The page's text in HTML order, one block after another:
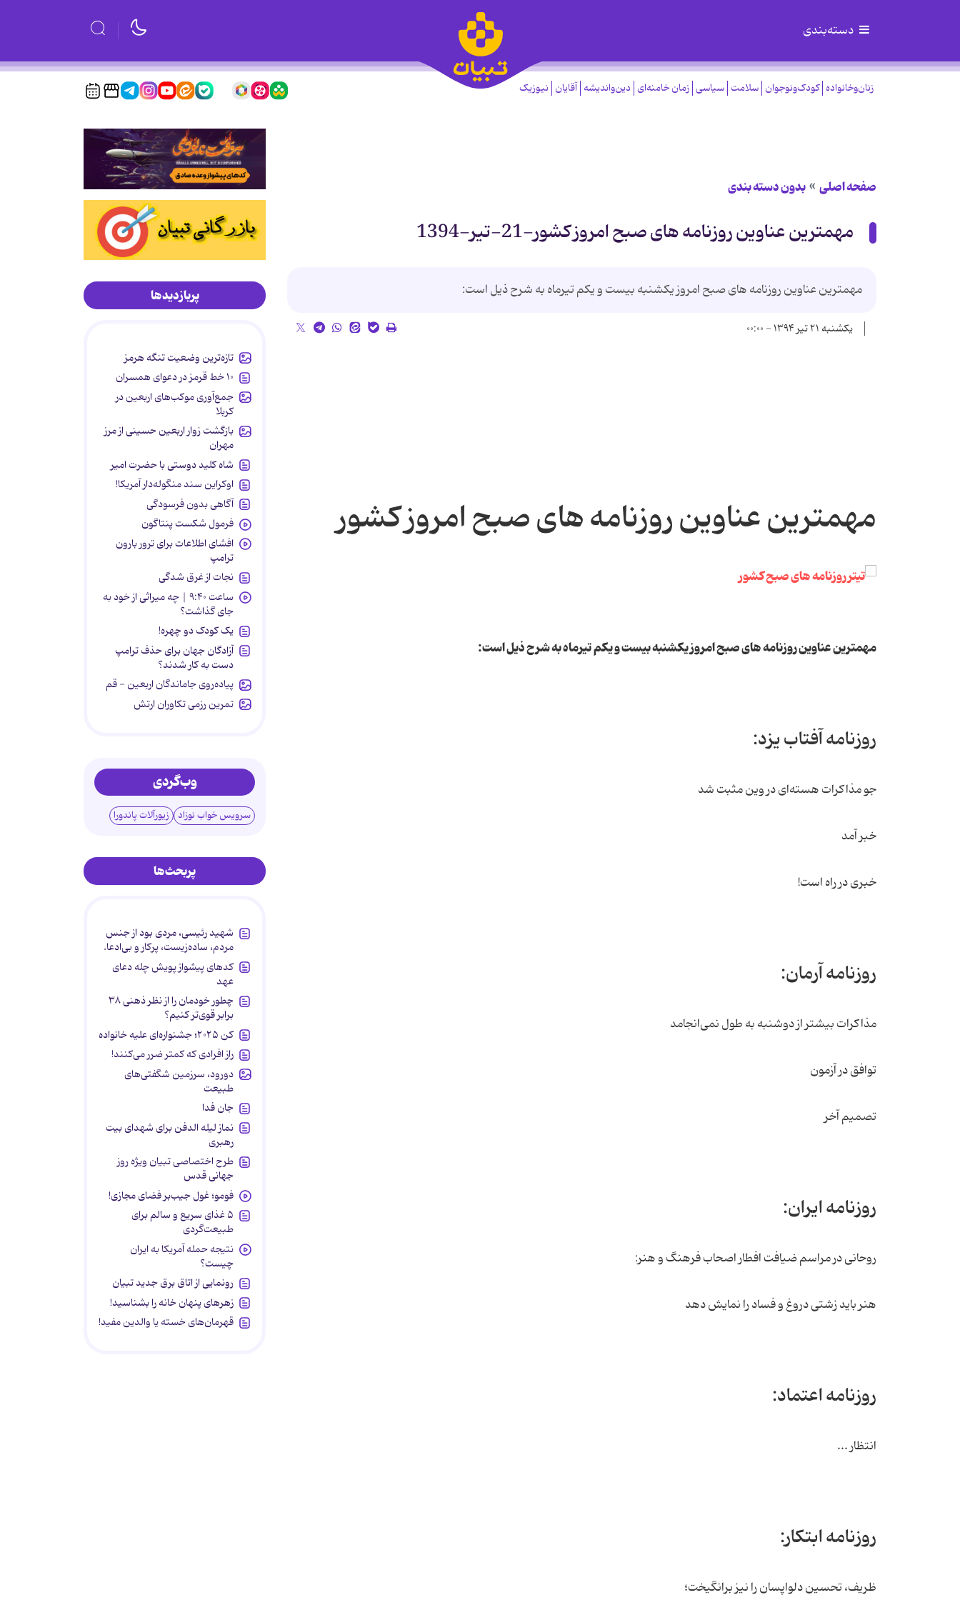
دسته‌بندی
زنان‌وخانواده کودک‌ونوجوان سلامت سیاسی زمان خامنه‌ای دین‌واندیشه آقایان نیوزیک
صفحه اصلی بدون دسته بندی
مهمترین عناوین روزنامه های صبح امروز کشور-21-تیر-1394
مهمترین عناوین روزنامه های صبح امروز یکشنبه بیست و یکم تیرماه به شرح ذیل است:
یکشنبه ۲۱ تیر ۱۳۹۴ - ۰۰:۰۰
مهمترین عناوین روزنامه های صبح امروز کشور
مهمترین عناوین روزنامه های صبح امروز یکشنبه بیست و یکم تیرماه به شرح ذیل است:
روزنامه آفتاب یزد:
جو مذاکرات هسته‌ای در وین مثبت شد
خبر آمد
خبری در راه است!
روزنامه آرمان:
مذاکرات بیشتر از دوشنبه به طول نمی‌انجامد
توافق در آزمون
تصمیم آخر
روزنامه ایران:
روحانی در مراسم ضیافت افطار اصحاب فرهنگ و هنر:
هنر باید زشتی دروغ و فساد را نمایش دهد
روزنامه اعتماد:
انتظار ...
روزنامه ابتکار:
ظریف، تحسین دلواپسان را نیز برانگیخت؛
پربازدیدها
تازه‌ترین وضعیت تنگه هرمز
۱۰ خط قرمز در دعوای همسران
جمع‌آوری موکب‌های اربعین در
کربلا
بازگشت زوار اربعین حسینی از مرز
مهران
شاه کلید دوستی با حضرت امیر
اوکراین سند منگوله‌دار آمریکا!
آگاهی بدون فرسودگی
فرمول شکست پنتاگون
افشای اطلاعات برای ترور بارون
ترامپ
نجات از غرق شدگی
ساعت ۹:۴۰ | چه میراثی از خود به
جای گذاشت؟
یک کودک دو چهره!
آزادگان جهان برای حذف ترامپ
دست به کار شدند؟
پیاده‌روی جاماندگان اربعین - قم
تمرین رزمی تکاوران ارتش
وب‌گردی
سرویس خواب نوزاد زیورآلات پاندورا
پربحث‌ها
شهید رئیسی، مردی بود از جنس
مردم، ساده‌زیست، پرکار و بی‌ادعا.
کدهای پیشواز پویش چله دعای
عهد
چطور خودمان را از نظر ذهنی ۳۸
برابر قوی‌تر کنیم؟
کن ۲۰۲۵؛ جشنواره‌ای علیه خانواده
راز افرادی که کمتر ضرر می‌کنند!
دورود، سرزمین شگفتی‌های
طبیعت
جان فدا
نماز لیله الدفن برای شهدای بیت
رهبری
طرح اختصاصی تبیان ویژه روز
جهانی قدس
فومو؛ غول جیب‌بر فضای مجازی!
۵ غذای سریع و سالم برای
طبیعت‌گردی
نتیجه حمله آمریکا به ایران
چیست؟
رونمایی از اتاق برق جدید تبیان
زهرهای پنهان خانه را بشناسید!
قهرمان‌های خسته یا والدین مفید!